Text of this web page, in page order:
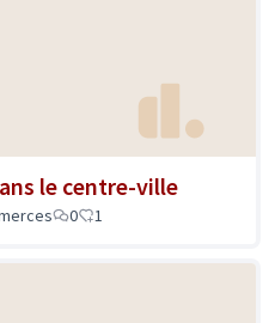
le centre-ville
0 1